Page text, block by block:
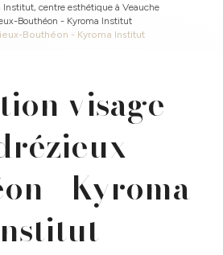
Institut, centre esthétique à Veauche
Bouthéon - Kyroma Institut
Bouthéon - Kyroma Institut
visage
- Kyroma